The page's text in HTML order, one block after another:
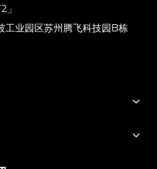
工业园区苏州腾飞科技园B栋